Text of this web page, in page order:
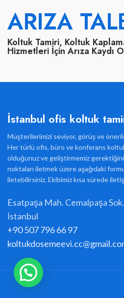
ARIZA
Koltuk Tamiri, Koltuk
Hizmetleri İçin Arıza Kaydı
İstanbul ofis koltuk
Müşterilerimizi seviyor, görüş ve
Her türlü ofis, büro ve konferans
olduğunuz ve geliştirmemiz
noktaları iletmek üzere aşağıdaki
iletebilirsiniz. Ekibimiz kısa sürede
Esatpaşa Mah. Cemalpaşa
İstanbul
+90 507 796 66 97